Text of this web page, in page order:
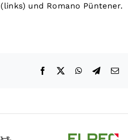
und Romano Püntener.
Facebook WhatsApp
Telegram
E-